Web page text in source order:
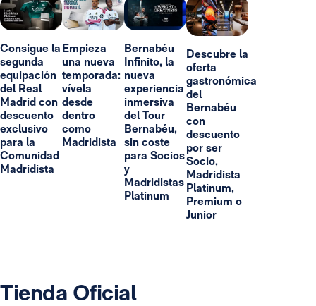
Consigue la
segunda
equipación
del Real
Madrid con
descuento
exclusivo
para la
Comunidad
Madridista
Empieza
una nueva
temporada:
vívela
desde
dentro
como
Madridista
Bernabéu
Infinito, la
nueva
experiencia
inmersiva
del Tour
Bernabéu,
sin coste
para Socios
y
Madridistas
Platinum
Descubre la
oferta
gastronómica
del
Bernabéu
con
descuento
por ser
Socio,
Madridista
Platinum,
Premium o
Junior
Tienda Oficial